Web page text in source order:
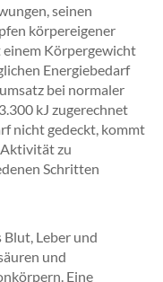
seinen
körpereigener
einem Körpergewicht
Energiebedarf
bei normaler
kJ zugerechnet
nicht gedeckt, kommt
zu
Schritten
Leber und
und
Eine